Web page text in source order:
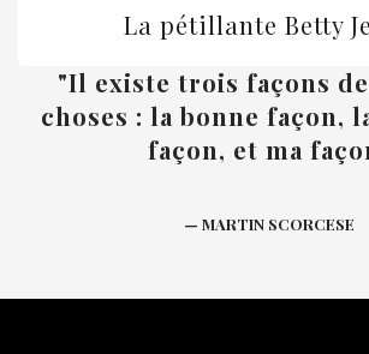
La pétillante Betty
"Il existe trois façons
choses : la bonne façon,
façon, et ma
— MARTIN SCORCESE